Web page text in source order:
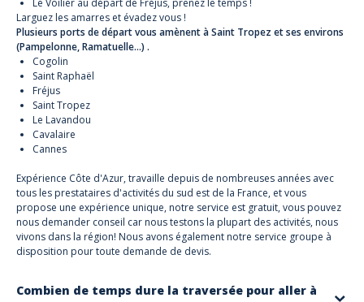
Le Voilier au départ de Fréjus, prenez le temps !
Larguez les amarres et évadez vous !
Plusieurs ports de départ vous amènent à Saint Tropez et ses environs
(Pampelonne, Ramatuelle...) .
Cogolin
Saint Raphaël
Fréjus
Saint Tropez
Le Lavandou
Cavalaire
Cannes
Expérience Côte d'Azur, travaille depuis de nombreuses années avec
tous les prestataires d'activités du sud est de la France, et vous
propose une expérience unique, notre service est gratuit, vous pouvez
nous demander conseil car nous testons la plupart des activités, nous
vivons dans la région! Nous avons également notre service groupe à
disposition pour toute demande de devis.
Combien de temps dure la traversée pour aller à